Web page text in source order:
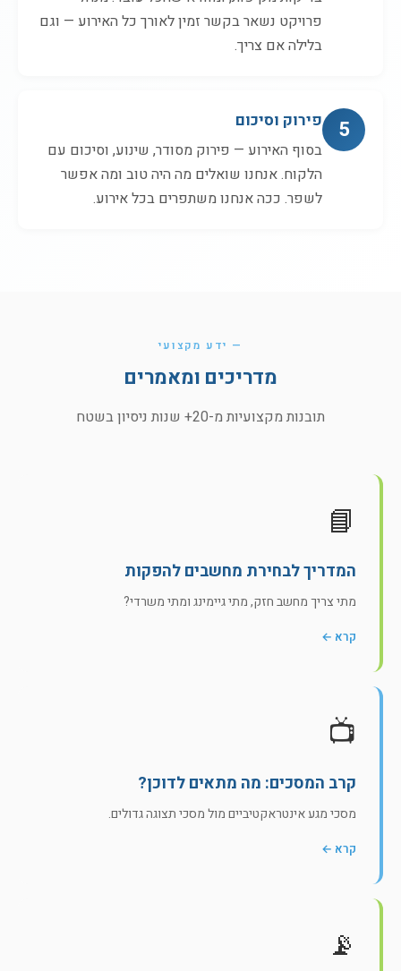
פרויקט נשאר בקשר זמין לאורך כל האירוע — וגם
בלילה אם צריך.
5 פירוק וסיכום
בסוף האירוע — פירוק מסודר, שינוע, וסיכום עם
הלקוח. אנחנו שואלים מה היה טוב ומה אפשר
לשפר. ככה אנחנו משתפרים בכל אירוע.
— ידע מקצועי
מדריכים ומאמרים
תובנות מקצועיות מ-20+ שנות ניסיון בשטח
📘
המדריך לבחירת מחשבים להפקות
מתי צריך מחשב חזק, מתי גיימינג ומתי משרדי?
קרא ←
📺
קרב המסכים: מה מתאים לדוכן?
מסכי מגע אינטראקטיביים מול מסכי תצוגה גדולים.
קרא ←
📡